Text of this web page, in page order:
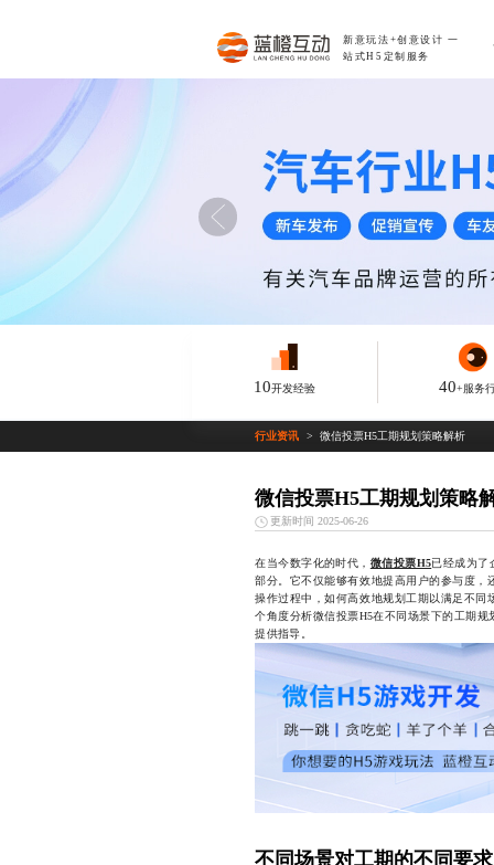
新意玩法+创意设计 一
站式H5定制服务
10开发经验 40+服务
行业资讯 > 微信投票H5工期规划策略解析
微信投票H5工期规划策略
更新时间 2025-06-26
在当今数字化的时代， 微信投票H5已经成为了
部分。它不仅能够有效地提高用户的参与度
操作过程中，如何高效地规划工期以满足不
个角度分析微信投票H5在不同场景下的工期
提供指导。
不同场景对工期的不同要求